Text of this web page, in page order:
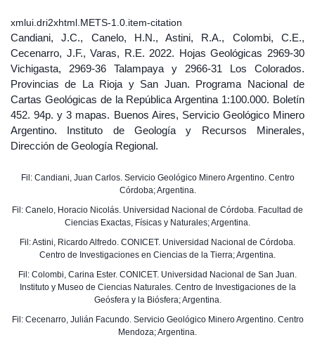
xmlui.dri2xhtml.METS-1.0.item-citation
Candiani, J.C., Canelo, H.N., Astini, R.A., Colombi, C.E.,
Cecenarro, J.F., Varas, R.E. 2022. Hojas Geológicas 2969-30
Vichigasta, 2969-36 Talampaya y 2966-31 Los Colorados.
Provincias de La Rioja y San Juan. Programa Nacional de
Cartas Geológicas de la República Argentina 1:100.000. Boletín
452. 94p. y 3 mapas. Buenos Aires, Servicio Geológico Minero
Argentino. Instituto de Geología y Recursos Minerales,
Dirección de Geología Regional.
Fil: Candiani, Juan Carlos. Servicio Geológico Minero Argentino. Centro
Córdoba; Argentina.
Fil: Canelo, Horacio Nicolás. Universidad Nacional de Córdoba. Facultad de
Ciencias Exactas, Físicas y Naturales; Argentina.
Fil: Astini, Ricardo Alfredo. CONICET. Universidad Nacional de Córdoba.
Centro de Investigaciones en Ciencias de la Tierra; Argentina.
Fil: Colombi, Carina Ester. CONICET. Universidad Nacional de San Juan.
Instituto y Museo de Ciencias Naturales. Centro de Investigaciones de la
Geósfera y la Biósfera; Argentina.
Fil: Cecenarro, Julián Facundo. Servicio Geológico Minero Argentino. Centro
Mendoza; Argentina.